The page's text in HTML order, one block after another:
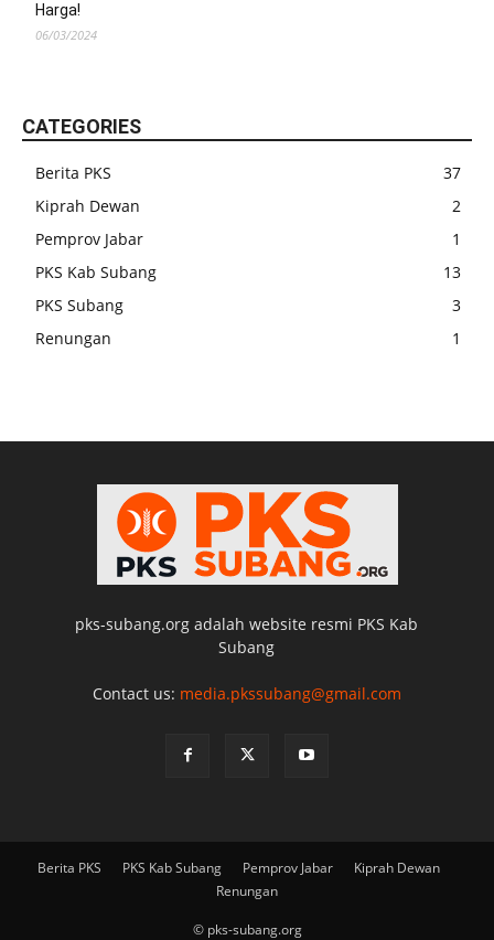
Harga!
06/03/2024
CATEGORIES
Berita PKS
37
Kiprah Dewan
2
Pemprov Jabar
1
PKS Kab Subang
13
PKS Subang
3
Renungan
1
pks-subang.org adalah website resmi PKS Kab
Subang
Contact us: media.pkssubang@gmail.com
Berita PKS PKS Kab Subang Pemprov Jabar
Kiprah Dewan
Renungan
© pks-subang.org